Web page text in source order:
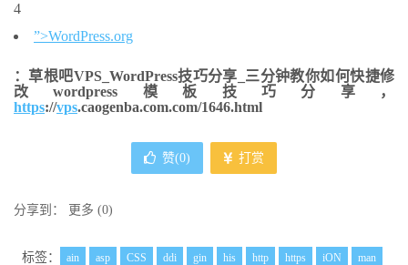
4
”>WordPress.org
：草根吧VPS_WordPress技巧分享_三分钟教你如何快捷修
改wordpress模板技巧分享，
https://vps.caogenba.com.com/1646.html
赞(0) 打赏
分享到： 更多 (0)
标签： ain asp CSS ddi gin his http https iON
man